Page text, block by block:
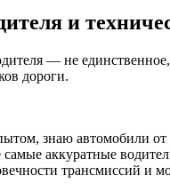
и
— не
дороги.
знаю автомобили
аккуратные
трансмиссий и